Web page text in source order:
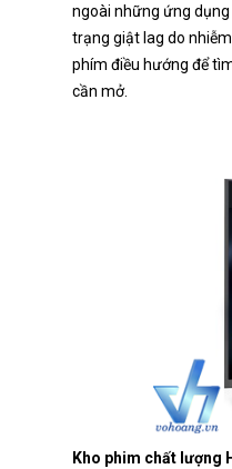
ngoài những ứng
trạng giật lag do
phím điều hướng để
cần mở.
Kho phim chất lượng